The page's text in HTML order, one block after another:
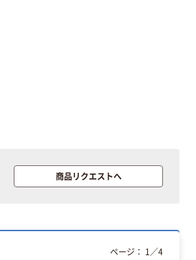
商品リクエストへ
ページ： 1 ／4